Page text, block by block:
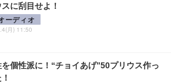
に刮目せよ！
ーディオ
月) 11:50
個性派に！“チョイあげ”50プリウス作っ